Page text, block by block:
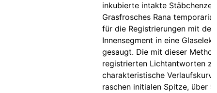
inkubierte intakte
Grasfrosches Rana temporaria
für die Registrierungen mit
Innensegment in eine
gesaugt. Die mit dieser
registrierten Lichtantworten
charakteristische
raschen initialen Spitze, über